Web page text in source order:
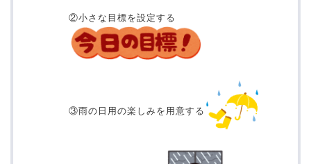
②小さな目標を設定する
③雨の日用の楽しみを用意する